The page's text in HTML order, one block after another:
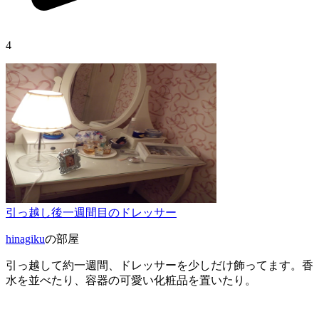
4
引っ越し後一週間目のドレッサー
hinagikuの部屋
引っ越して約一週間、ドレッサーを少しだけ飾ってます。香
水を並べたり、容器の可愛い化粧品を置いたり。